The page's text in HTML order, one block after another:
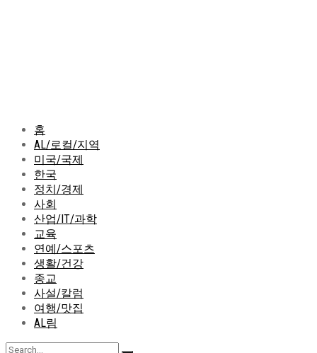
홈
AL/로컬/지역
미국/국제
한국
정치/경제
사회
산업/IT/과학
교육
연예/스포츠
생활/건강
종교
사설/칼럼
여행/맛집
AL림